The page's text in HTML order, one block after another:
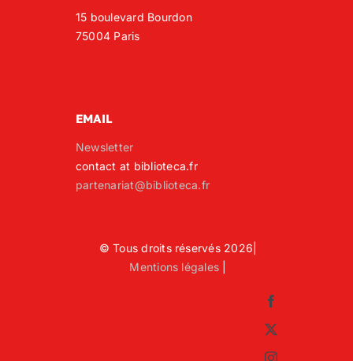
15 boulevard Bourdon
75004 Paris
EMAIL
Newsletter
contact at biblioteca.fr
partenariat@biblioteca.fr
© Tous droits réservés 2026|
Mentions légales